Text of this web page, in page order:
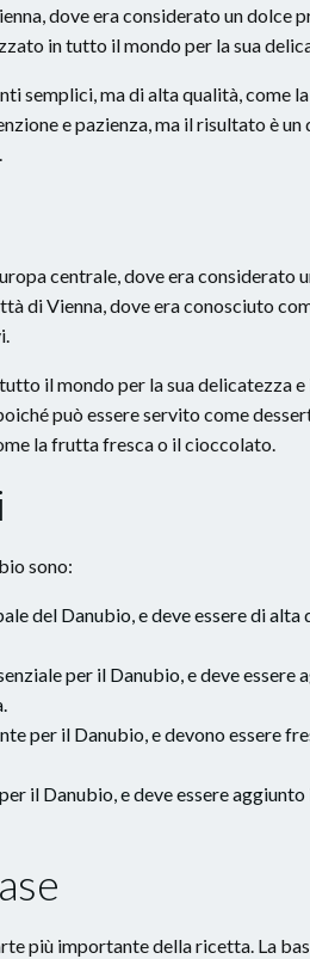
dove era considerato un dolce
in tutto il mondo per la sua
semplici, ma di alta qualità, come
e pazienza, ma il risultato è
centrale, dove era considerato
di Vienna, dove era conosciuto
il mondo per la sua delicatezza e
può essere servito come
la frutta fresca o il cioccolato.
sono:
del Danubio, e deve essere di
per il Danubio, e deve
per il Danubio, e devono essere
il Danubio, e deve essere
più importante della ricetta. La